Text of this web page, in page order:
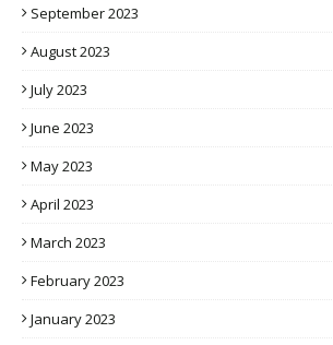
September 2023
August 2023
July 2023
June 2023
May 2023
April 2023
March 2023
February 2023
January 2023